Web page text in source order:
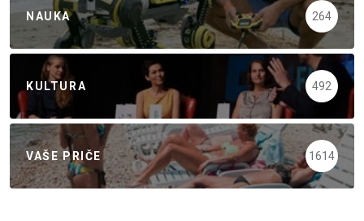
NAUKA 264
KULTURA 492
VAŠE PRIČE 1614